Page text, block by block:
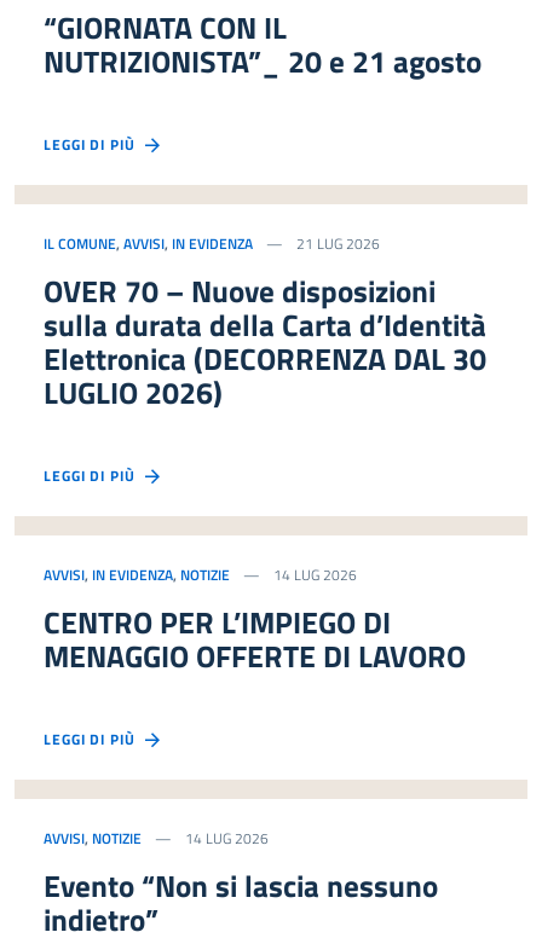
“GIORNATA CON IL
NUTRIZIONISTA”_ 20 e 21 agosto
LEGGI DI PIÙ
IL COMUNE, AVVISI, IN EVIDENZA 21 LUG 2026
OVER 70 – Nuove disposizioni
sulla durata della Carta d’Identità
Elettronica (DECORRENZA DAL 30
LUGLIO 2026)
LEGGI DI PIÙ
AVVISI, IN EVIDENZA, NOTIZIE 14 LUG 2026
CENTRO PER L’IMPIEGO DI
MENAGGIO OFFERTE DI LAVORO
LEGGI DI PIÙ
AVVISI, NOTIZIE 14 LUG 2026
Evento “Non si lascia nessuno
indietro”